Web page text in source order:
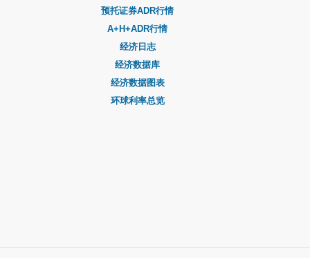
预托证券ADR行情
A+H+ADR行情
经济日志
经济数据库
经济数据图表
环球利率总览